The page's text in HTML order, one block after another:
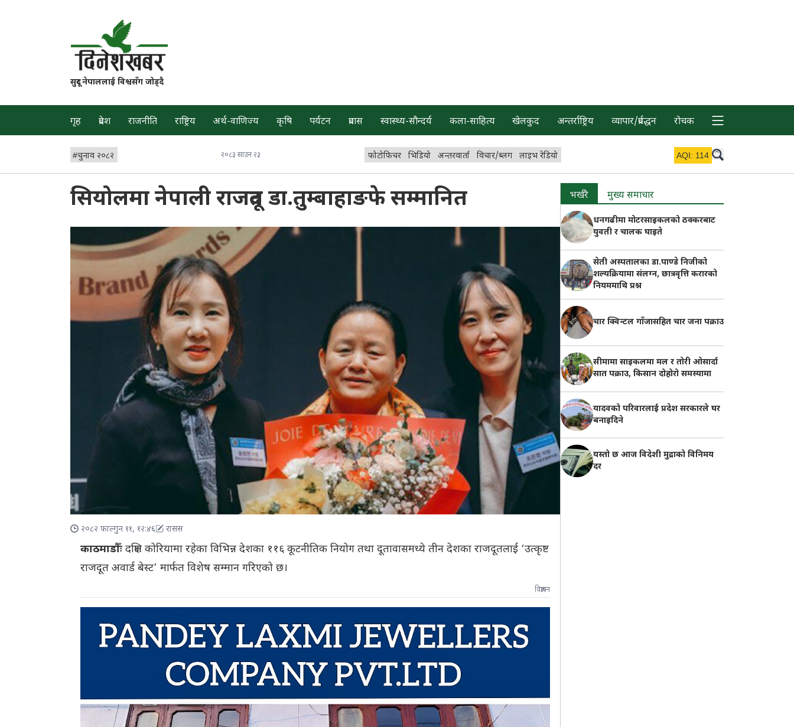
सुदूर नेपाललाई विश्वसँग जोड्दै
गृह प्रदेश राजनीति राष्ट्रिय अर्थ-वाणिज्य कृषि पर्यटन प्रवास स्वास्थ्य-सौन्दर्य कला-साहित्य खेलकुद अन्तर्राष्ट्रिय व्यापार/प्रर्वद्धन रोचक
#चुनाव २०८२ २०८३ साउन २३ फोटोफिचर भिडियो अन्तरवार्ता विचार/ब्लग लाइभ रेडियो AQI: 114
सियोलमा नेपाली राजदूत डा.तुम्बाहाङफे सम्मानित
२०८२ फाल्गुन ११, १२:४६ रासस
काठमाडौँःदक्षिण कोरियामा रहेका विभिन्न देशका ११६ कूटनीतिक नियोग तथा दूतावासमध्ये तीन देशका राजदूतलाई ‘उत्कृष्ट
राजदूत अवार्ड बेस्ट’ मार्फत विशेष सम्मान गरिएको छ।
विज्ञापन
भर्खरै मुख्य समाचार
धनगढीमा मोटरसाइकलको ठक्करबाट
युवती र चालक घाइते
सेती अस्पतालका डा.पाण्डे निजीको
शल्यक्रियामा संलग्न, छात्रवृत्ति करारको
नियममाथि प्रश्न
चार क्विन्टल गाँजासहित चार जना पक्राउ
सीमामा साइकलमा मल र तोरी ओसार्दा
सात पक्राउ, किसान दोहोरो समस्यामा
यादवको परिवारलाई प्रदेश सरकारले घर
बनाइदिने
यस्तो छ आज विदेशी मुद्राको विनिमय
दर